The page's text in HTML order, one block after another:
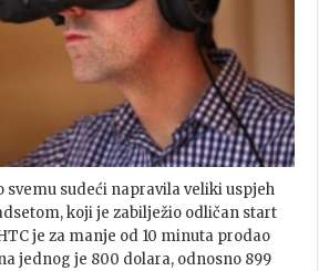
svemu sudeći napravila veliki uspjeh
koji je zabilježio odličan start
je za manje od 10 minuta prodao
jednog je 800 dolara, odnosno 899